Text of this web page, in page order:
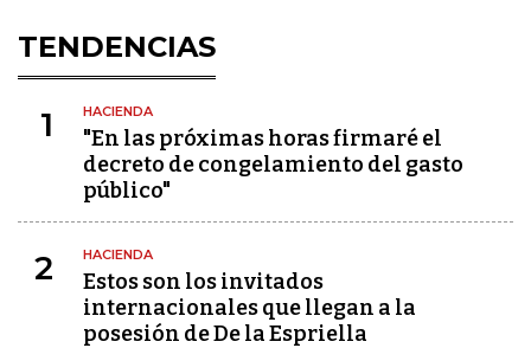
TENDENCIAS
1 HACIENDA
"En las próximas horas firmaré el
decreto de congelamiento del gasto
público"
2 HACIENDA
Estos son los invitados
internacionales que llegan a la
posesión de De la Espriella